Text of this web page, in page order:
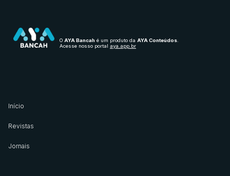
O AYA Bancah é um produto da AYA Conteúdos.
Acesse nosso portal aya.app.br
Início
Revistas
Jornais